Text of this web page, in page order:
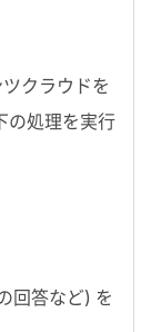
クラウドを
の処理を実行
回答など) を